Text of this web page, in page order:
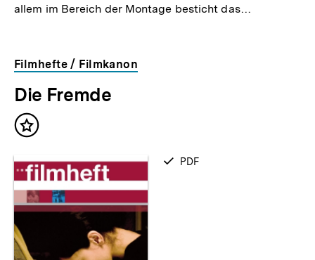
allem im Bereich der Montage besticht das…
Filmhefte / Filmkanon
Die Fremde
Inhalt
verfügbar
PDF